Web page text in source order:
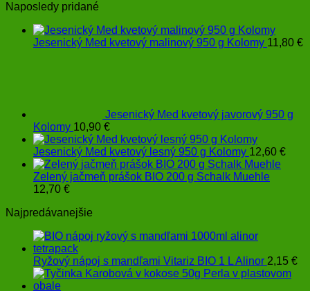
Naposledy pridané
Jesenický Med kvetový malinový 950 g Kolomy 11,80 €
Jesenický Med kvetový javorový 950 g
Kolomy 10,90 €
Jesenický Med kvetový lesný 950 g Kolomy 12,60 €
Zelený jačmeň prášok BIO 200 g Schalk Muehle
12,70 €
Najpredávanejšie
Ryžový nápoj s mandľami Vitariz BIO 1 L Alinor 2,15 €